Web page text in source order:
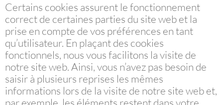
Certains cookies assurent le fonctionnement
correct de certaines parties du site web et la
prise en compte de vos préférences en tant
qu’utilisateur. En plaçant des cookies
fonctionnels, nous vous facilitons la visite de
notre site web. Ainsi, vous n’avez pas besoin de
saisir à plusieurs reprises les mêmes
informations lors de la visite de notre site web et,